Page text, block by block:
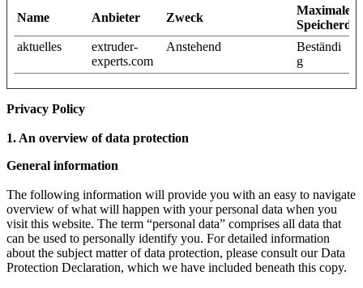
Name Anbieter Zweck
Maximale
aktuelles
extruder-
experts.com
Anstehend
Beständi
g
Privacy Policy
1. An overview of data protection
General information
The following information will provide you with an easy to navigate
overview of what will happen with your personal data when you
visit this website. The term “personal data” comprises all data that
can be used to personally identify you. For detailed information
about the subject matter of data protection, please consult our Data
Protection Declaration, which we have included beneath this copy.